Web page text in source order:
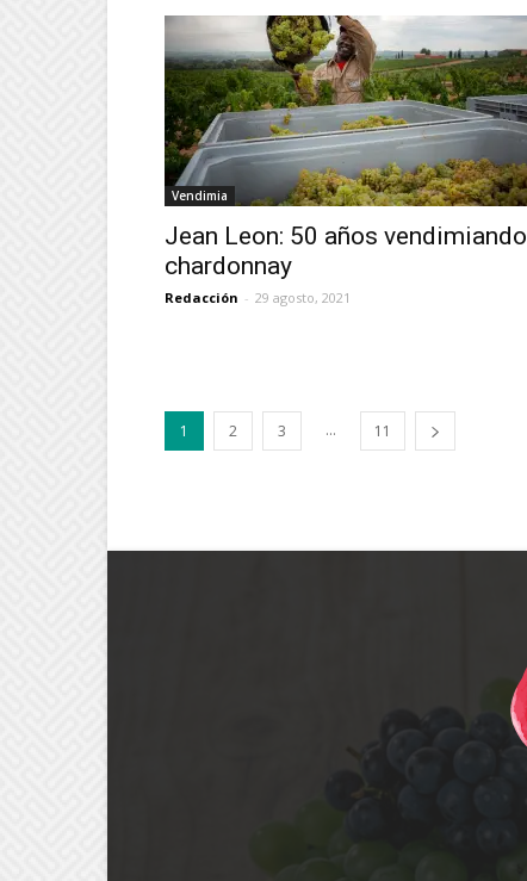
Vendimia
Jean Leon: 50 años vendimiando
chardonnay
Redacción - 29 agosto, 2021
1 2 3 ... 11